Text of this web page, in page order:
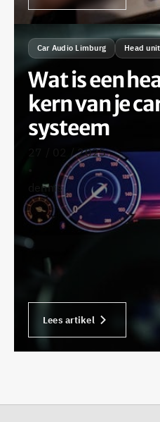
Car Audio Limburg Head unit
Wat is een
kern van je
systeem
27 / 02 / 2025
dennis
Lees artikel